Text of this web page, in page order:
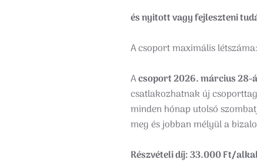
és nyitott vagy fejleszteni
A csoport maximális
Acsoport 2026. március 28-
csatlakozhatnak új
minden hónap utolsó
meg és jobban mélyül a
Részvételi díj: 33.000 Ft/